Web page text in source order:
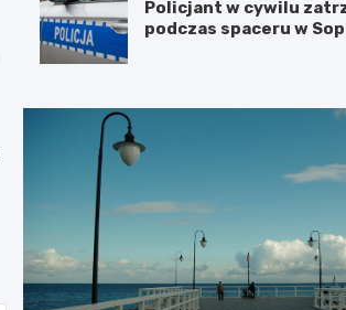
Policjant w cywilu
podczas spaceru w